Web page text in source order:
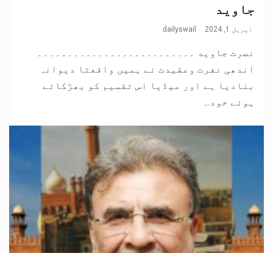
جاوید
اپریل 1, 2024 dailyswail
نصرت جاوید ۔۔۔۔۔۔۔۔۔۔۔۔۔۔۔۔۔۔۔۔۔۔۔۔۔۔
اندھی نفرت وعقیدت نے ہمیں واقعتا دیوانہ
بنادیا ہے اور میڈیا اس تقسیم کو بھڑکاتے
ہوئے خود...